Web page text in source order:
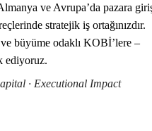
ve Avrupa’da pazara
stratejik iş ortağınızdır.
ve büyüme odaklı KOBİ’lere –
ediyoruz.
· Executional Impact